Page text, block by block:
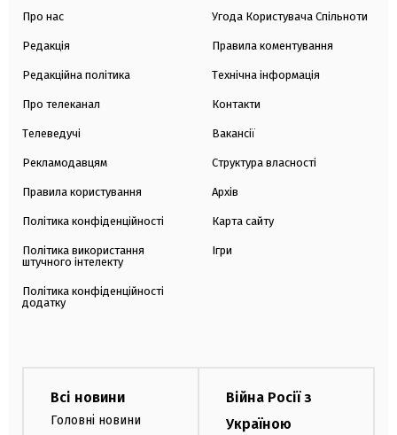
Про нас
Редакція
Редакційна політика
Про телеканал
Телеведучі
Рекламодавцям
Правила користування
Політика конфіденційності
Політика використання
штучного інтелекту
Політика конфіденційності
додатку
Угода Користувача Спільноти
Правила коментування
Технічна інформація
Контакти
Вакансії
Структура власності
Архів
Карта сайту
Ігри
Всі новини
Головні новини
Війна Росії з
Україною